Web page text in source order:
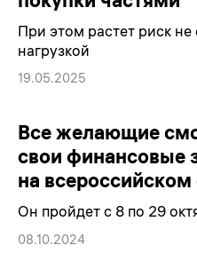
При этом растет риск не
нагрузкой
19.05.2025
Все желающие
свои финансовые
на
Он пройдет с 8 по 29
08.10.2024